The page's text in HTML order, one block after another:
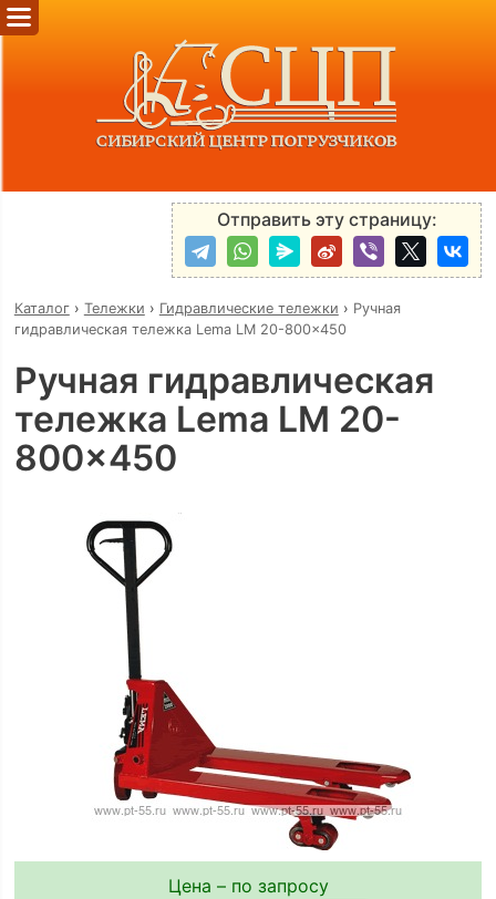
Отправить эту страницу:
Каталог› Тележки › Гидравлические тележки › Ручная
гидравлическая тележка Lema LM 20-800x450
Ручная гидравлическая
тележка Lema LM 20-
800x450
Цена – по запросу